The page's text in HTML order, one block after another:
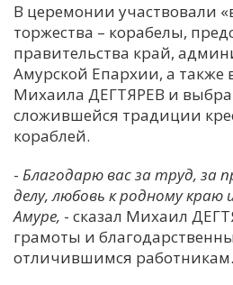
Е
И
В церемонии участвовали
торжества – корабелы,
правительства край,
Амурской Епархии, а также
Михаила ДЕГТЯРЕВ и
сложившейся традиции
кораблей.
- Благодарю вас за труд, за
делу, любовь к родному краю
Амуре, - сказал Михаил
грамоты и
отличившимся работникам.